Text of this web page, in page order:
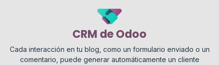
CRM de Odoo
Cada interacción en tu blog, como un formulario enviado o un
comentario, puede generar automáticamente un cliente